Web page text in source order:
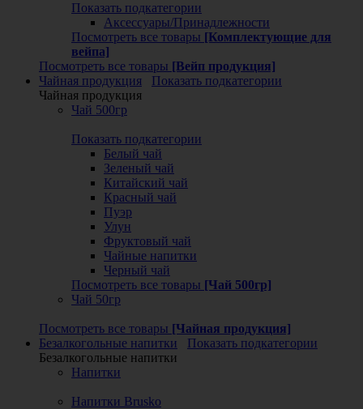
Показать подкатегории
Аксессуары/Принадлежности
Посмотреть все товары [Комплектующие для
вейпа]
Посмотреть все товары [Вейп продукция]
Чайная продукция
Показать подкатегории
Чайная продукция
Чай 500гр
Показать подкатегории
Белый чай
Зеленый чай
Китайский чай
Красный чай
Пуэр
Улун
Фруктовый чай
Чайные напитки
Черный чай
Посмотреть все товары [Чай 500гр]
Чай 50гр
Посмотреть все товары [Чайная продукция]
Безалкогольные напитки
Показать подкатегории
Безалкогольные напитки
Напитки
Напитки Brusko